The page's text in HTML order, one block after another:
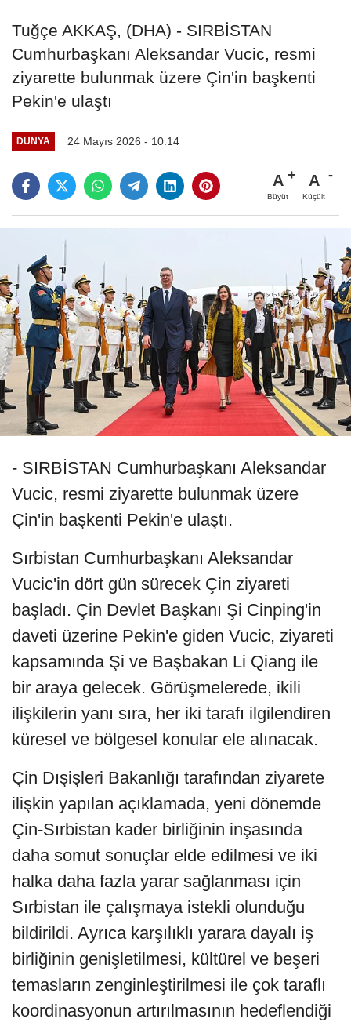
Tuğçe AKKAŞ, (DHA) - SIRBİSTAN
Cumhurbaşkanı Aleksandar Vucic, resmi
ziyarette bulunmak üzere Çin'in başkenti
Pekin'e ulaştı
DÜNYA 24 Mayıs 2026 - 10:14
A
Büyüt
A
Küçült
- SIRBİSTAN Cumhurbaşkanı Aleksandar
Vucic, resmi ziyarette bulunmak üzere
Çin'in başkenti Pekin'e ulaştı.
Sırbistan Cumhurbaşkanı Aleksandar
Vucic'in dört gün sürecek Çin ziyareti
başladı. Çin Devlet Başkanı Şi Cinping'in
daveti üzerine Pekin'e giden Vucic, ziyareti
kapsamında Şi ve Başbakan Li Qiang ile
bir araya gelecek. Görüşmelerede, ikili
ilişkilerin yanı sıra, her iki tarafı ilgilendiren
küresel ve bölgesel konular ele alınacak.
Çin Dışişleri Bakanlığı tarafından ziyarete
ilişkin yapılan açıklamada, yeni dönemde
Çin-Sırbistan kader birliğinin inşasında
daha somut sonuçlar elde edilmesi ve iki
halka daha fazla yarar sağlanması için
Sırbistan ile çalışmaya istekli olunduğu
bildirildi. Ayrıca karşılıklı yarara dayalı iş
birliğinin genişletilmesi, kültürel ve beşeri
temasların zenginleştirilmesi ile çok taraflı
koordinasyonun artırılmasının hedeflendiği